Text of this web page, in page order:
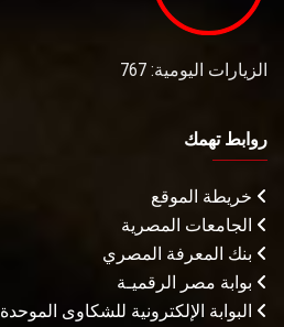
الزيارات اليومية: 767
روابط تهمك
خريطة الموقع
الجامعات المصرية
بنك المعرفة المصري
بوابة مصر الرقميـة
البوابة الإلكترونية للشكاوى الموحدة